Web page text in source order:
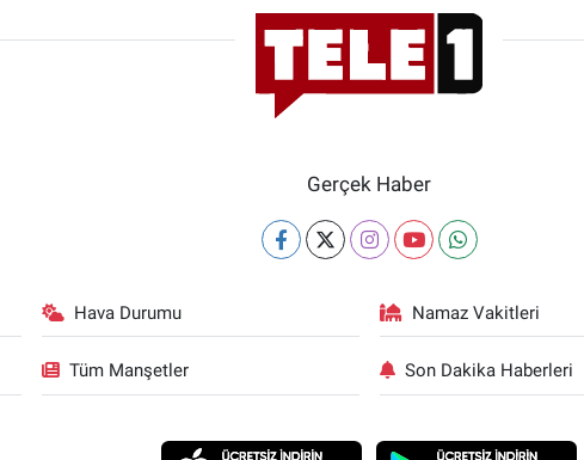
Gerçek Haber
Hava Durumu Namaz Vakitleri
Tüm Manşetler Son Dakika Haberleri